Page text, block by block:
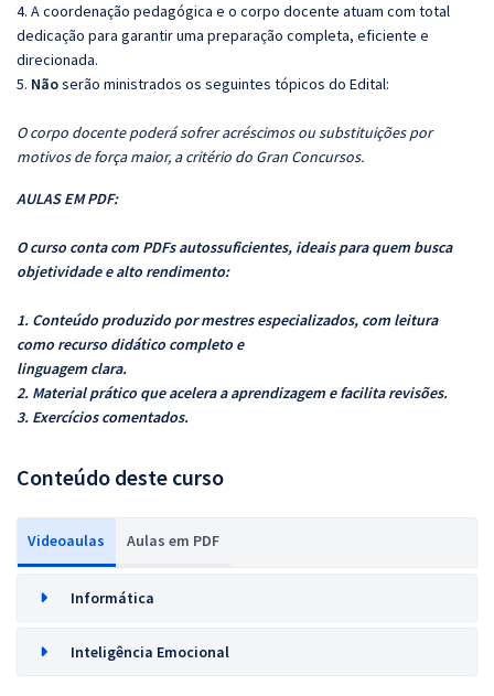
4. A coordenação pedagógica e o corpo docente atuam com total
dedicação para garantir uma preparação completa, eficiente e
direcionada.
5. Nãoserão ministrados os seguintes tópicos do Edital:
O corpo docente poderá sofrer acréscimos ou substituições por
motivos de força maior, a critério do Gran Concursos.
AULAS EM PDF:
O curso conta com PDFs autossuficientes, ideais para quem busca
objetividade e alto rendimento:
1. Conteúdo produzido por mestres especializados, com leitura
como recurso didático completo e
linguagem clara.
2. Material prático que acelera a aprendizagem e facilita revisões.
3. Exercícios comentados.
Conteúdo deste curso
Videoaulas Aulas em PDF
Informática
Inteligência Emocional